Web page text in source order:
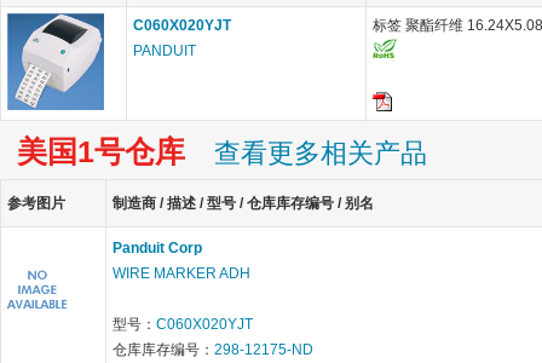
C060X020YJT
PANDUIT
标签 聚酯纤维
美国1号仓库 查看更多相关产品
参考图片 制造商 / 描述 / 型号 / 仓库库存编号 / 别名
Panduit Corp
WIRE MARKER ADH
型号： C060X020YJT
仓库库存编号： 298-12175-ND